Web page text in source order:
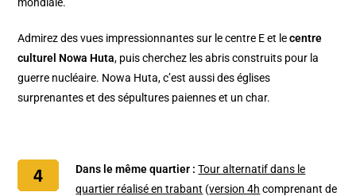
Admirez des vues impressionnantes sur le centre E et lecentre
culturel Nowa Huta, puis cherchez les abris construits pour la
guerre nucléaire. Nowa Huta, c’est aussi des églises
surprenantes et des sépultures paiennes et un char.
Dans le même quartier :Tour alternatif dans le
quartier réalisé en trabant (version 4h comprenant de